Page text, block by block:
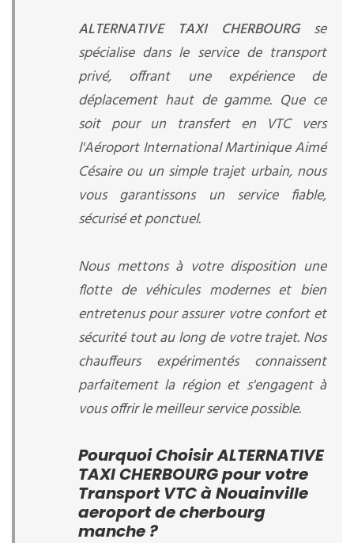
ALTERNATIVE TAXI CHERBOURGse
spécialise dans le service de transport
privé, offrant une expérience de
déplacement haut de gamme. Que ce
soit pour un transfert en VTC vers
l'Aéroport International Martinique Aimé
Césaire ou un simple trajet urbain, nous
vous garantissons un service fiable,
sécurisé et ponctuel.
Nous mettons à votre disposition une
flotte de véhicules modernes et bien
entretenus pour assurer votre confort et
sécurité tout au long de votre trajet. Nos
chauffeurs expérimentés connaissent
parfaitement la région et s'engagent à
vous offrir le meilleur service possible.
Pourquoi Choisir ALTERNATIVE
TAXI CHERBOURG pour votre
Transport VTC à Nouainville
aeroport de cherbourg
manche ?